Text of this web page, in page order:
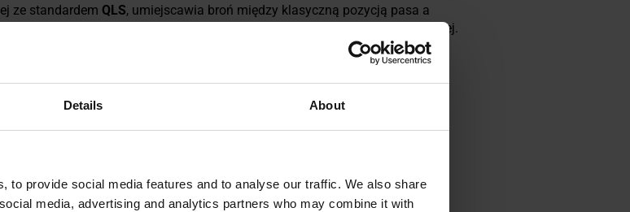
Details About
to provide social media features and to analyse our traffic. We also share
media, advertising and analytics partners who may combine it with
ze standardem QLS, umiejscawia broń między klasyczną pozycją pasa a
i szybkie dobywanie broni, nawet przy noszeniu kamizelki taktycznej.
kabury do kształtu pistoletu
zapewnia pewne trzymanie.
preferencji za pomocąregulacji śrub z gumową podkładką, co pozwala
MM